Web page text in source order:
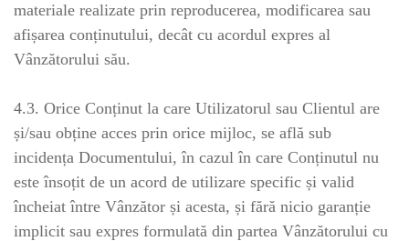
materiale realizate prin reproducerea, modificarea sau
afișarea conținutului, decât cu acordul expres al
Vânzătorului său.
4.3. Orice Conținut la care Utilizatorul sau Clientul are
și/sau obține acces prin orice mijloc, se află sub
incidența Documentului, în cazul în care Conținutul nu
este însoțit de un acord de utilizare specific și valid
încheiat între Vânzător și acesta, și fără nicio garanție
implicit sau expres formulată din partea Vânzătorului cu